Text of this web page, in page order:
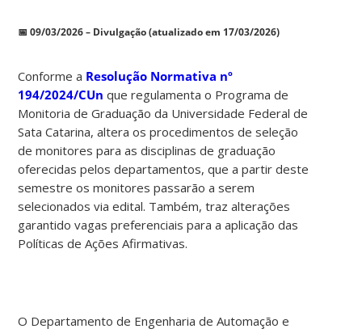
📅09/03/2026 – Divulgação (atualizado em 17/03/2026)
Conforme a Resolução Normativa nº
194/2024/CUn que regulamenta o Programa de
Monitoria de Graduação da Universidade Federal de
Sata Catarina, altera os procedimentos de seleção
de monitores para as disciplinas de graduação
oferecidas pelos departamentos, que a partir deste
semestre os monitores passarão a serem
selecionados via edital. Também, traz alterações
garantido vagas preferenciais para a aplicação das
Políticas de Ações Afirmativas.
O Departamento de Engenharia de Automação e